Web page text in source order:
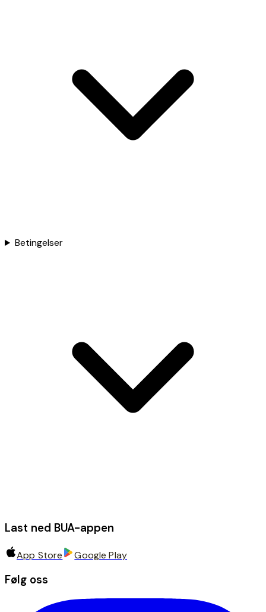
Betingelser
Last ned BUA-appen
App Store Google Play
Følg oss